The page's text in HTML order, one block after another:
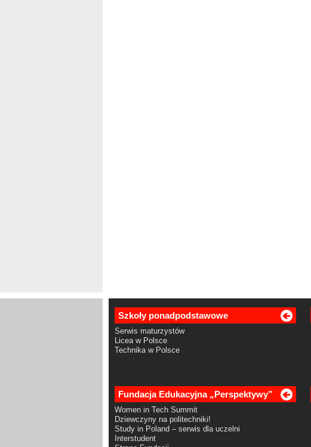
Szkoły ponadpodstawowe
Serwis maturzystów
Licea w Polsce
Technika w Polsce
Fundacja Edukacyjna „Perspektywy”
Women in Tech Summit
Dziewczyny na politechniki!
Study in Poland – serwis dla uczelni
Interstudent